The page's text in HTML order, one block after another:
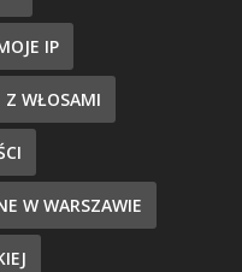
IP
Z WŁOSAMI
W WARSZAWIE